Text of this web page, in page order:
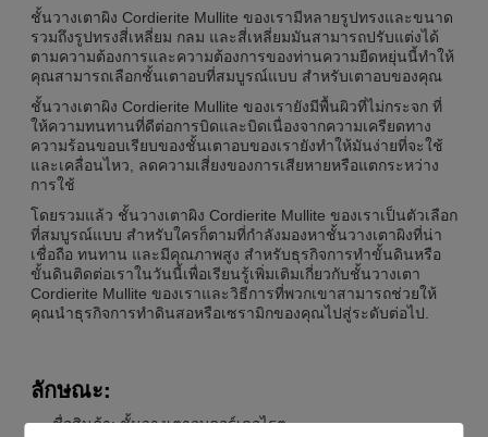
ชั้นวางเตาผิง Cordierite Mullite ของเรามีหลายรูปทรงและขนาด
รวมถึงรูปทรงสี่เหลี่ยม กลม และสี่เหลี่ยมมันสามารถปรับแต่งได้
ตามความต้องการและความต้องการของท่านความยืดหยุ่นนี้ทําให้
คุณสามารถเลือกชั้นเตาอบที่สมบูรณ์แบบ สําหรับเตาอบของคุณ
ชั้นวางเตาผิง Cordierite Mullite ของเรายังมีพื้นผิวที่ไม่กระจก ที่
ให้ความทนทานที่ดีต่อการบิดและบิดเนื่องจากความเครียดทาง
ความร้อนขอบเรียบของชั้นเตาอบของเรายังทําให้มันง่ายที่จะใช้
และเคลื่อนไหว, ลดความเสี่ยงของการเสียหายหรือแตกระหว่าง
การใช้
โดยรวมแล้ว ชั้นวางเตาผิง Cordierite Mullite ของเราเป็นตัวเลือก
ที่สมบูรณ์แบบ สําหรับใครก็ตามที่กําลังมองหาชั้นวางเตาผิงที่น่า
เชื่อถือ ทนทาน และมีคุณภาพสูง สําหรับธุรกิจการทําขั้นดินหรือ
ขั้นดินติดต่อเราในวันนี้เพื่อเรียนรู้เพิ่มเติมเกี่ยวกับชั้นวางเตา
Cordierite Mullite ของเราและวิธีการที่พวกเขาสามารถช่วยให้
คุณนําธุรกิจการทําดินสอหรือเซรามิกของคุณไปสู่ระดับต่อไป.
ลักษณะ:
ชื่อสินค้า: ชั้นวางเตาอบคอร์เดอไรต